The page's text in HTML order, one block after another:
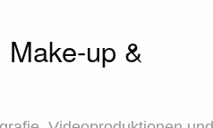
up &